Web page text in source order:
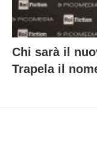
Chi sarà il
Trapela il